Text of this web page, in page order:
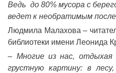
Ведь до 80% мусора с
ведет к необратимым
Людмила Малахова –
библиотеки имени Леонида
– Многие из нас,
грустную картину: в